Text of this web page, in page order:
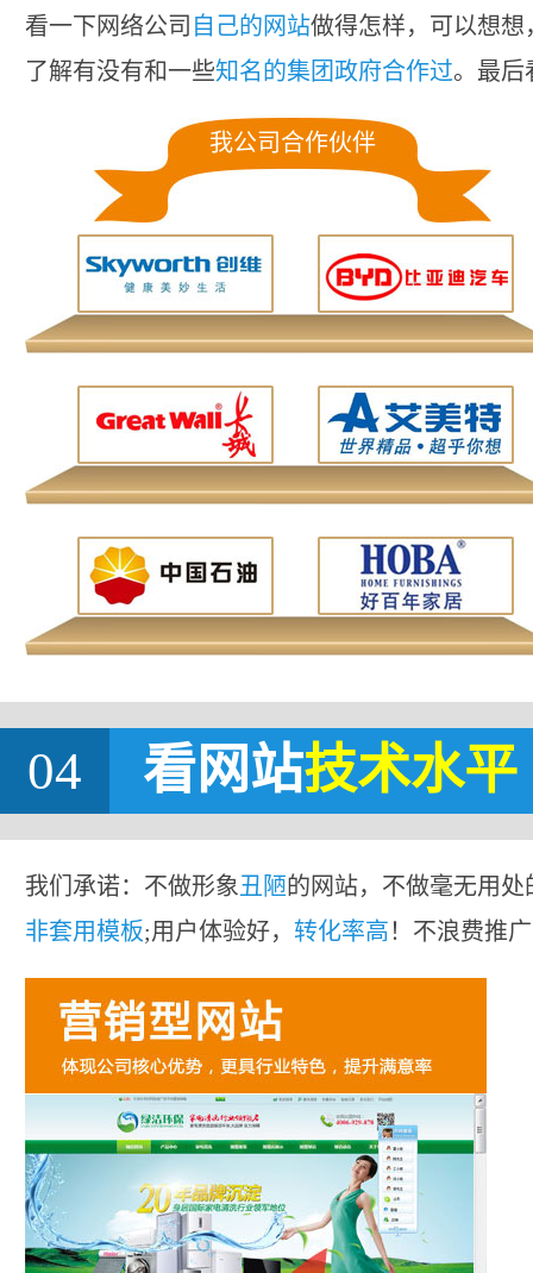
看一下网络公司 自己的网站做得怎样，可以想
了解有没有和一些知名的集团政府合作过。最后
我公司合作伙伴
04 看网站技术水平
我们承诺：不做形象丑陋的网站，不做毫无用处
非套用模板;用户体验好， 转化率高！不浪费推